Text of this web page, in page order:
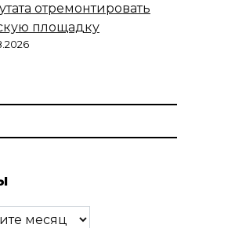
отремонтировать
площадку